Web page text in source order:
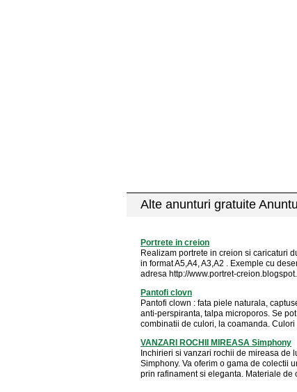
Alte anunturi gratuite
Portrete in creion
Realizam portrete in creion si caricaturi
in format A5,A4, A3,A2 . Exemple cu
adresa http://www.portret-
Pantofi clovn
Pantofi clown : fata piele naturala,
anti-perspiranta, talpa microporos. Se
combinatii de culori, la coamanda. Culori
VANZARI ROCHII MIREASA Simphony
Inchirieri si vanzari rochii de mireasa de
Simphony. Va oferim o gama de colectii
prin rafinament si eleganta. Materiale de